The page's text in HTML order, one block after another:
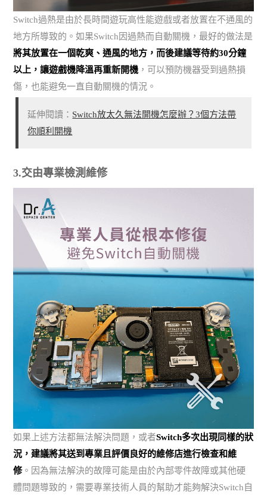
Switch過熱是由於長時間遊玩高性能遊戲或者放置在不通風的
地方所導致的。如果Switch因過熱而自動關機，最好的做法是
將其放置在一個乾爽、通風的地方，而後建議等待約30分鐘
以上，讓遊戲機降溫再重新開機 ，可以預防機器受到過熱損
傷，也能避免一直自動關機的情況。
延伸閱讀： Switch放太久無法開機怎麼辦？3個方法帶
你順利開機
3.交由專業檢測維修
如果上述方法都無法解決問題，或者Switch多次出現同樣的狀
況，建議將其送到專業且評價良好的維修店進行檢查和維
修。因為無法解決的故障可能是由於內部零件故障或其他硬
體問題導致的，需要專業技術人員的幫助才能夠解決Switch自